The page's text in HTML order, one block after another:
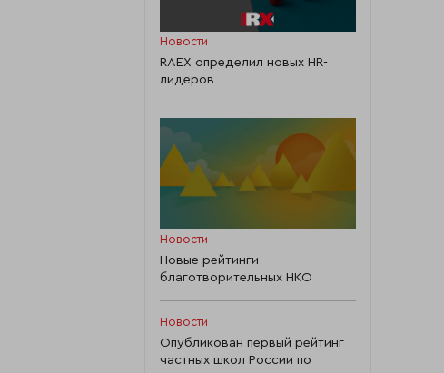
Новости
RAEX определил новых HR-
лидеров
Новости
Новые рейтинги
благотворительных НКО
Новости
Опубликован первый рейтинг
частных школ России по